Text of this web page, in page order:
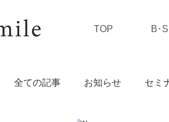
TOP B･
全ての記事 お知らせ セミ